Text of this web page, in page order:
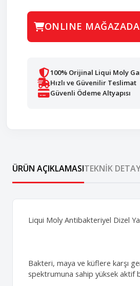
ONLINE
100% Orijinal Liqui Moly
Hızlı ve Güvenilir Teslimat
Güvenli Ödeme Altyapısı
ÜRÜN AÇIKLAMASITEKNIK
Liqui Moly Antibakteriyel Dizel
Bakteri, maya ve küflere karşı
spektrumuna sahip yüksek aktif